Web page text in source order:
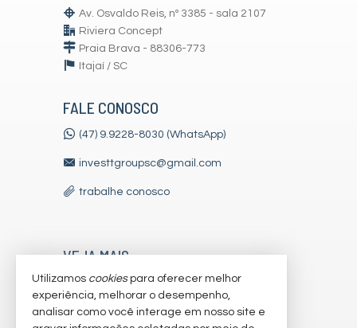
Av. Osvaldo Reis, nº 3385 - sala 2107
Riviera Concept
Praia Brava - 88306-773
Itajaí / SC
FALE CONOSCO
(47) 9.9228-8030 (WhatsApp)
investtgroupsc@gmail.com
trabalhe conosco
VEJA MAIS
receba nosso newsletter
indicadores financeiros
Utilizamos cookiespara oferecer melhor
experiência, melhorar o desempenho,
analisar como você interage em nosso site e